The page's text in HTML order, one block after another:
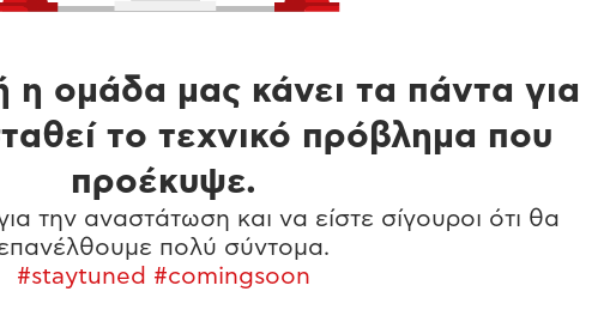
η ομάδα μας κάνει τα πάντα για
το τεχνικό πρόβλημα που
προέκυψε.
την αναστάτωση και να είστε σίγουροι ότι θα
πολύ σύντομα.
#staytuned #comingsoon